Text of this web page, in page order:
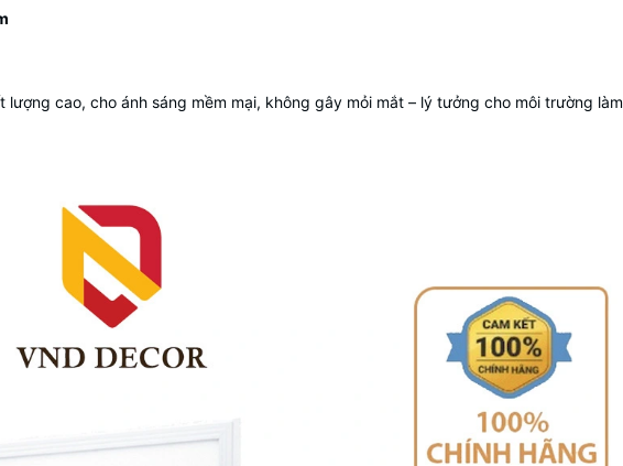
cao, cho ánh sáng mềm mại, không gây mỏi mắt – lý tưởng cho môi trường làm